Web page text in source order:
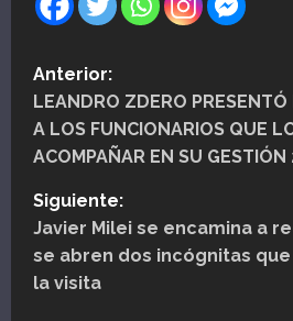
N
a
v
e
g
a
Anterior:
LEANDRO ZDERO
A LOS FUNCIONARIOS QUE
ACOMPAÑAR EN SU
Siguiente:
Javier Milei se encamina a
se abren dos incógnitas
la visita